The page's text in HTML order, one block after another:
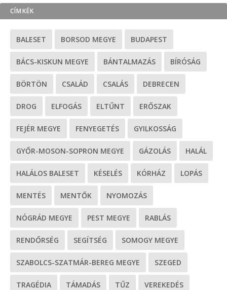
CÍMKÉK
BALESET BORSOD MEGYE BUDAPEST
BÁCS-KISKUN MEGYE BÁNTALMAZÁS BÍRÓSÁG
BÖRTÖN CSALÁD CSALÁS DEBRECEN
DROG ELFOGÁS ELTŰNT ERŐSZAK
FEJÉR MEGYE FENYEGETÉS GYILKOSSÁG
GYŐR-MOSON-SOPRON MEGYE GÁZOLÁS HALÁL
HALÁLOS BALESET KÉSELÉS KÓRHÁZ LOPÁS
MENTÉS MENTŐK NYOMOZÁS
NÓGRÁD MEGYE PEST MEGYE RABLÁS
RENDŐRSÉG SEGÍTSÉG SOMOGY MEGYE
SZABOLCS-SZATMÁR-BEREG MEGYE SZEGED
TRAGÉDIA TÁMADÁS TŰZ VEREKEDÉS